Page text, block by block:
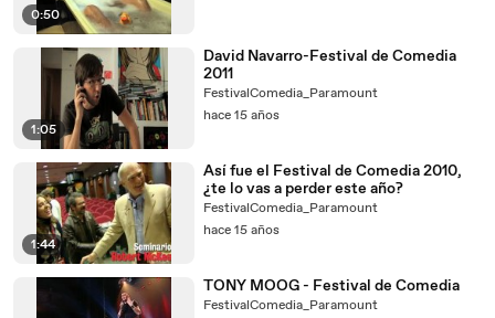
0:50
1:05
David Navarro-Festival de Comedia
2011
FestivalComedia_Paramount
hace 15 años
1:44
Así fue el Festival de Comedia 2010,
¿te lo vas a perder este año?
FestivalComedia_Paramount
hace 15 años
TONY MOOG - Festival de Comedia
FestivalComedia_Paramount